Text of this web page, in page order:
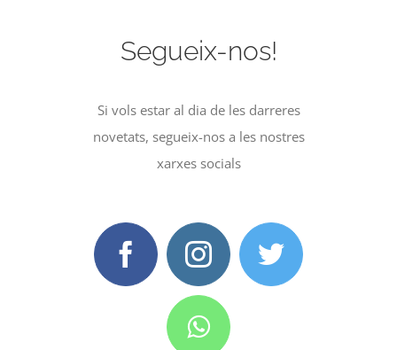
Segueix-nos!
Si vols estar al dia de les darreres
novetats, segueix-nos a les nostres
xarxes socials